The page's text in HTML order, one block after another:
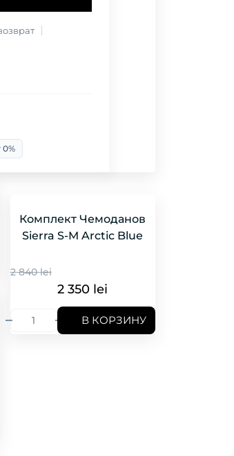
0%
Комплект Чемоданов
Sierra S-M Arctic Blue
2 840 lei
2 350 lei
В КОРЗИНУ